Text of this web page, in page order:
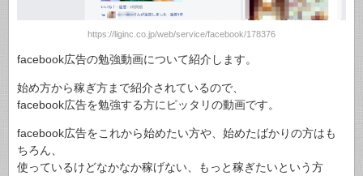
https://liginc.co.jp/web/service/facebook/178376
facebook広告の勉強動画について紹介します。
始め方から稼ぎ方まで紹介されているので、
facebook広告を勉強する方にピッタリの動画です。
facebook広告をこれから始めたい方や、始めたばかりの方はも
ちろん、
使っているけどなかなか稼げない、もっと稼ぎたいという方